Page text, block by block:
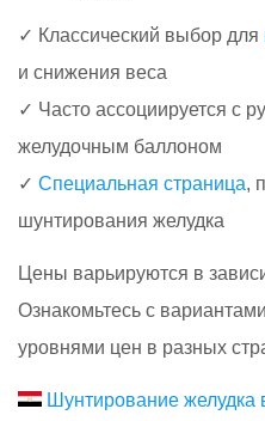
✓ Классический выбор для
и снижения веса
✓ Часто ассоциируется с
желудочным баллоном
✓ Специальная страница,
шунтирования желудка
Цены варьируются в
Ознакомьтесь с
уровнями цен в разных
Шунтирование желудка